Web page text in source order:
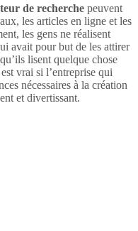
de recherche peuvent
les articles en ligne et les
les gens ne réalisent
avait pour but de les attirer
lisent quelque chose
vrai si l’entreprise qui
nécessaires à la création
et divertissant.